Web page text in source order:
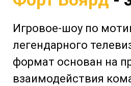
Игровое-шоу по
легендарного
формат основан на
взаимодействия